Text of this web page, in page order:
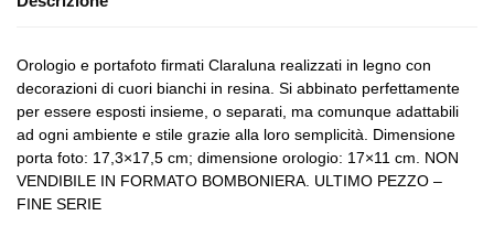
Orologio e portafoto firmati Claraluna realizzati in legno con
decorazioni di cuori bianchi in resina. Si abbinato perfettamente
per essere esposti insieme, o separati, ma comunque adattabili
ad ogni ambiente e stile grazie alla loro semplicità. Dimensione
porta foto: 17,3×17,5 cm; dimensione orologio: 17×11 cm. NON
VENDIBILE IN FORMATO BOMBONIERA. ULTIMO PEZZO –
FINE SERIE